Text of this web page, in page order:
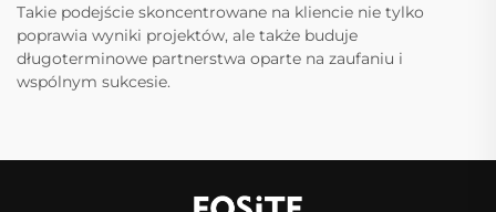
Takie podejście skoncentrowane na kliencie nie tylko
poprawia wyniki projektów, ale także buduje
długoterminowe partnerstwa oparte na zaufaniu i
wspólnym sukcesie.